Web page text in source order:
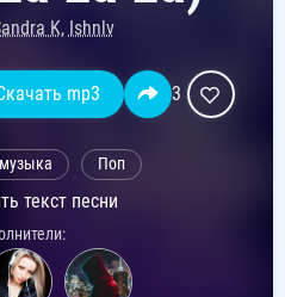
K, Ishnlv
mp3 3
Поп
текст песни